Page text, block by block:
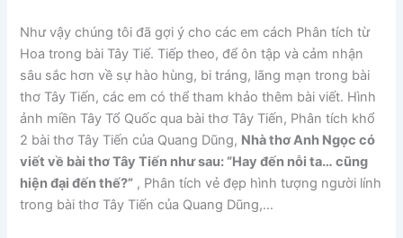
Như vậy chúng tôi đã gợi ý cho các em cách Phân tích từ
Hoa trong bài Tây Tiế. Tiếp theo, để ôn tập và cảm nhận
sâu sắc hơn về sự hào hùng, bi tráng, lãng mạn trong bài
thơ Tây Tiến, các em có thể tham khảo thêm bài viết. Hình
ảnh miền Tây Tổ Quốc qua bài thơ Tây Tiến, Phân tích khổ
2 bài thơ Tây Tiến của Quang Dũng, Nhà thơ Anh Ngọc có
viết về bài thơ Tây Tiến như sau: “Hay đến nỗi ta… cũng
hiện đại đến thế?” , Phân tích vẻ đẹp hình tượng người lính
trong bài thơ Tây Tiến của Quang Dũng,…